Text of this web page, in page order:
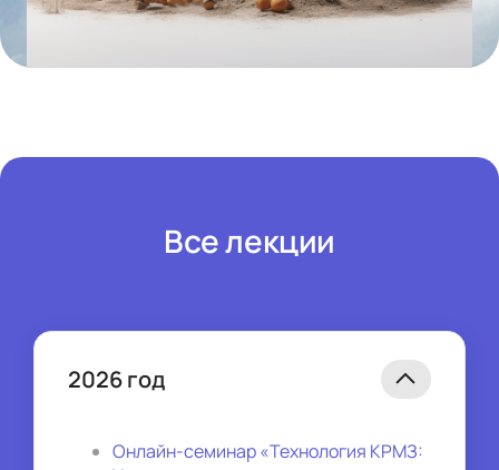
Все лекции
2026 год
Онлайн-семинар «Технология КРМЗ: